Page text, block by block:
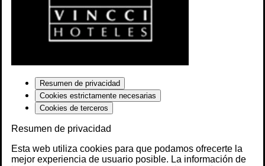
Resumen de privacidad
Cookies estrictamente necesarias
Cookies de terceros
Resumen de privacidad
Esta web utiliza cookies para que podamos ofrecerte la
mejor experiencia de usuario posible. La información de